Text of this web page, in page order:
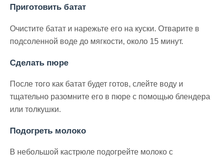
Приготовить батат
Очистите батат и нарежьте его на куски. Отварите в
подсоленной воде до мягкости, около 15 минут.
Сделать пюре
После того как батат будет готов, слейте воду и
тщательно разомните его в пюре с помощью блендера
или толкушки.
Подогреть молоко
В небольшой кастрюле подогрейте молоко с